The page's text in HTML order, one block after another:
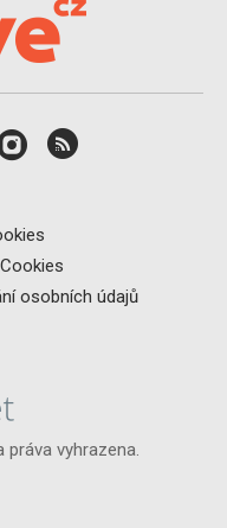
osobních údajů
vyhrazena.